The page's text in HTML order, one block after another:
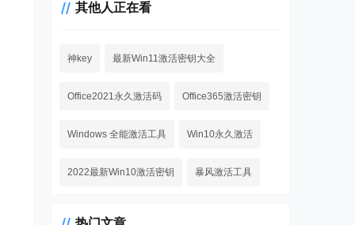
其他人正在看
神key 最新Win11激活密钥大全
Office2021永久激活码 Office365激活密钥
Windows 全能激活工具 Win10永久激活
2022最新Win10激活密钥 暴风激活工具